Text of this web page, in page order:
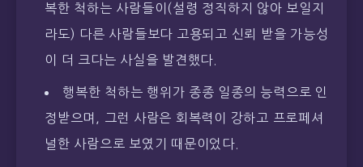
복한 척하는 사람들이(설령 정직하지 않아 보일지
라도) 다른 사람들보다 고용되고 신뢰 받을 가능성
이 더 크다는 사실을 발견했다.
행복한 척하는 행위가 종종 일종의 능력으로 인
정받으며, 그런 사람은 회복력이 강하고 프로페셔
널한 사람으로 보였기 때문이었다.